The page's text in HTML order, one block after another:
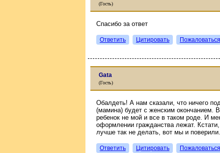
(Гость)
Спасибо за ответ
Ответить Цитировать Пожаловаться
Gata
(Гость)
Обалдеть! А нам сказали, что ничего
(мамина) будет с женским окончанием.
ребенок не мой и все в таком роде. И
оформлении гражданства лежат.
лучше так не делать, вот мы и поверили.
Ответить Цитировать Пожаловаться